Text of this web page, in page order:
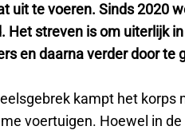
uit te voeren. Sinds 2020
Het streven is om uiterlijk
en daarna verder door te
kampt het korps
voertuigen. Hoewel in